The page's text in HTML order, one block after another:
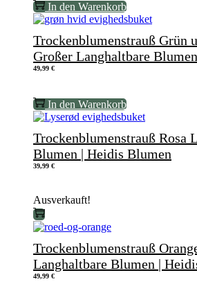
In den Warenkorb
Trockenblumenstrauß Grün
Großer Langhaltbare
49,99 €
In den Warenkorb
Trockenblumenstrauß Rosa
Blumen | Heidis Blumen
39,99 €
Ausverkauft!
Trockenblumenstrauß
Langhaltbare Blumen |
49,99 €